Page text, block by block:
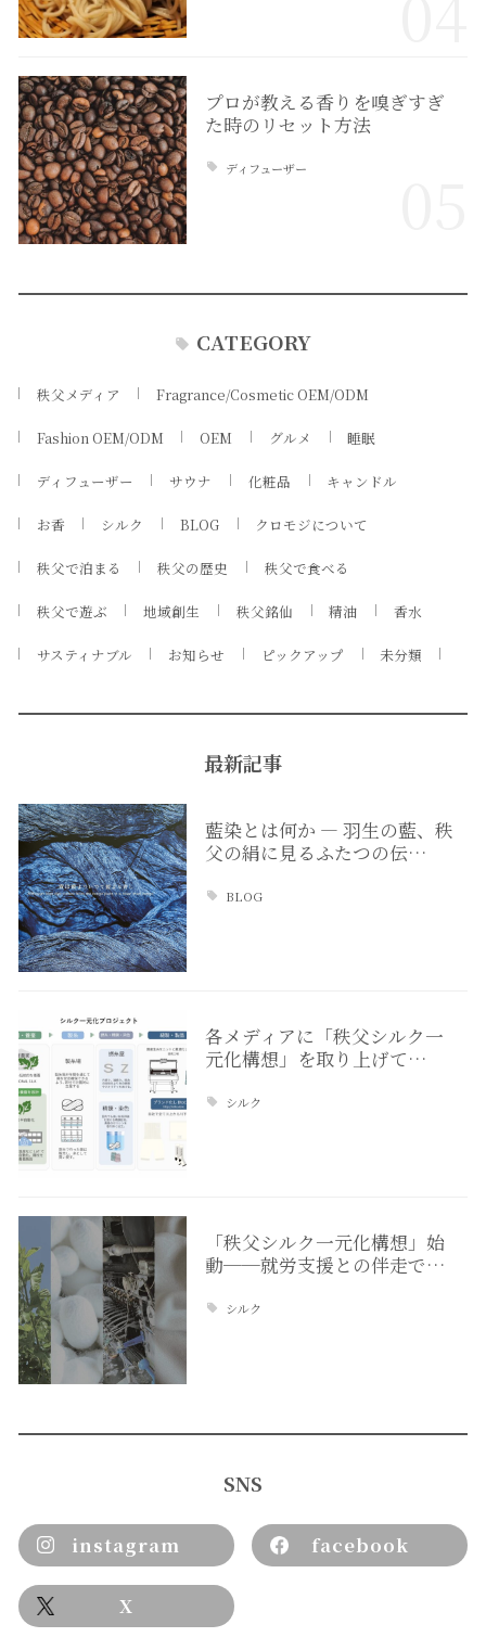
プロが教える香りを嗅ぎすぎ
た時のリセット方法
ディフューザー
CATEGORY
秩父メディア Fragrance/Cosmetic OEM/ODM
Fashion OEM/ODM OEM グルメ 睡眠
ディフューザー サウナ 化粧品 キャンドル
お香 シルク BLOG クロモジについて
秩父で泊まる 秩父の歴史 秩父で食べる
秩父で遊ぶ 地域創生 秩父銘仙 精油 香水
サスティナブル お知らせ ピックアップ 未分類
最新記事
藍染とは何か ― 羽生の藍、秩
父の絹に見るふたつの伝…
BLOG
各メディアに「秩父シルク一
元化構想」を取り上げて…
シルク
「秩父シルク一元化構想」始
動──就労支援との伴走で…
シルク
SNS
instagram facebook
X